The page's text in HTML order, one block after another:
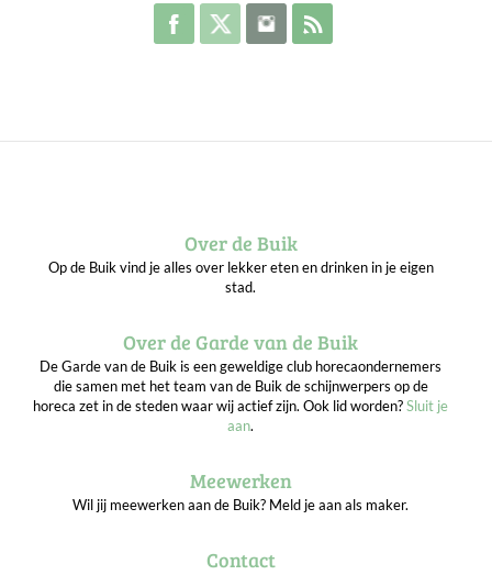
Volg de Buik op Facebook
Volg de Buik op Twitter
Volg de Buik op Instagram
Over de Buik
Op de Buik vind je alles over lekker eten en drinken in je eigen
stad.
Over de Garde van de Buik
De Garde van de Buik is een geweldige club horecaondernemers
die samen met het team van de Buik de schijnwerpers op de
horeca zet in de steden waar wij actief zijn. Ook lid worden?Sluit je
aan.
Meewerken
Wil jij meewerken aan de Buik? Meld je aan als maker.
Contact